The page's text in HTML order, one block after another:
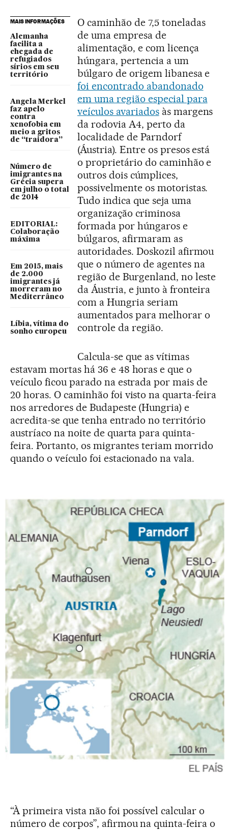
MAIS INFORMAÇÕES
Alemanha
facilita a
chegada de
refugiados
sírios em seu
território
Angela Merkel
faz apelo
contra
xenofobia em
meio a gritos
de “traidora”
Número de
imigrantes na
Grécia supera
em julho o total
de 2014
EDITORIAL:
Colaboração
máxima
Em 2015, mais
de 2.000
imigrantes já
morreram no
Mediterrâneo
Líbia, vítima do
sonho europeu
O caminhão de 7,5 toneladas
de uma empresa de
alimentação, e com licença
húngara, pertencia a um
búlgaro de origem libanesa e
foi encontrado abandonado
em uma região especial para
veículos avariadosàs margens
da rodovia A4, perto da
localidade de Parndorf
(Áustria). Entre os presos está
o proprietário do caminhão e
outros dois cúmplices,
possivelmente os motoristas.
Tudo indica que seja uma
organização criminosa
formada por húngaros e
búlgaros, afirmaram as
autoridades. Doskozil afirmou
que o número de agentes na
região de Burgenland, no leste
da Áustria, e junto à fronteira
com a Hungria seriam
aumentados para melhorar o
controle da região.
Calcula-se que as vítimas
estavam mortas há 36 e 48 horas e que o
veículo ficou parado na estrada por mais de
20 horas. O caminhão foi visto na quarta-feira
nos arredores de Budapeste (Hungria) e
acredita-se que tenha entrado no território
austríaco na noite de quarta para quinta-
feira. Portanto, os migrantes teriam morrido
quando o veículo foi estacionado na vala.
“À primeira vista não foi possível calcular o
número de corpos”, afirmou na quinta-feira o